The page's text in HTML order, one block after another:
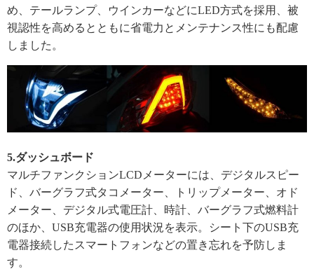
め、テールランプ、ウインカーなどにLED方式を採用、被
視認性を高めるとともに省電力とメンテナンス性にも配慮
しました。
5.ダッシュボード
マルチファンクションLCDメーターには、デジタルスピー
ド、バーグラフ式タコメーター、トリップメーター、オド
メーター、デジタル式電圧計、時計、バーグラフ式燃料計
のほか、USB充電器の使用状況を表示。シート下のUSB充
電器接続したスマートフォンなどの置き忘れを予防しま
す。